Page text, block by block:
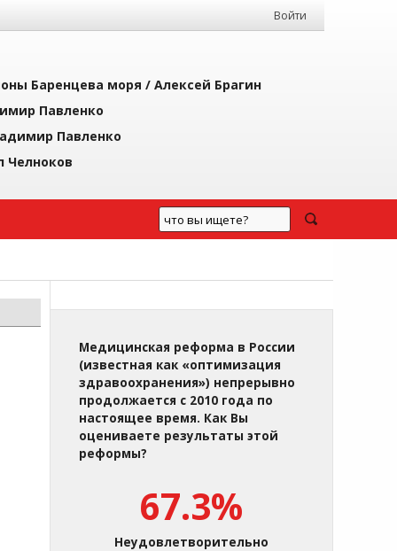
Войти
Баренцева моря / Алексей Брагин
Павленко
Павленко
Челноков
Медицинская реформа в России
(известная как «оптимизация
здравоохранения») непрерывно
продолжается с 2010 года по
настоящее время. Как Вы
оцениваете результаты этой
реформы?
67.3%
Неудовлетворительно